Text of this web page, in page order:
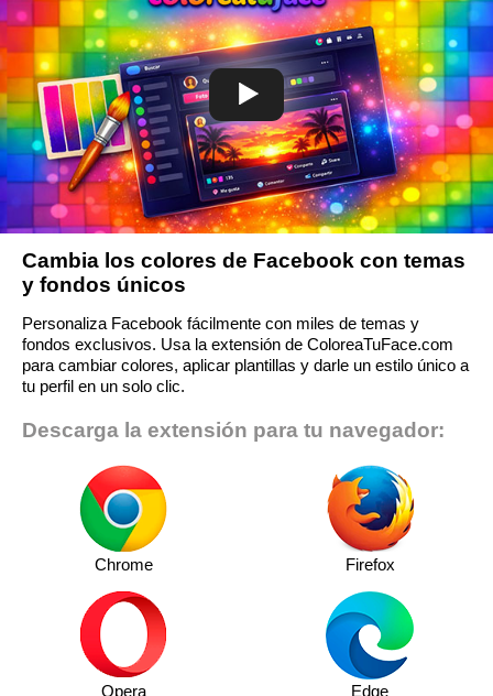
Cambia los colores de Facebook con temas
y fondos únicos
Personaliza Facebook fácilmente con miles de temas y
fondos exclusivos. Usa la extensión de ColoreaTuFace.com
para cambiar colores, aplicar plantillas y darle un estilo único a
tu perfil en un solo clic.
Descarga la extensión para tu navegador:
Chrome Firefox
Opera Edge